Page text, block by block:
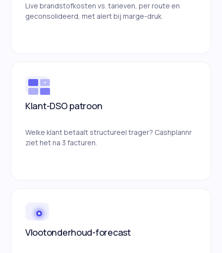
Live brandstofkosten vs. tarieven, per route en
geconsolideerd, met alert bij marge-druk.
Klant-DSO patroon
Welke klant betaalt structureel trager? Cashplannr
ziet het na 3 facturen.
Vlootonderhoud-forecast